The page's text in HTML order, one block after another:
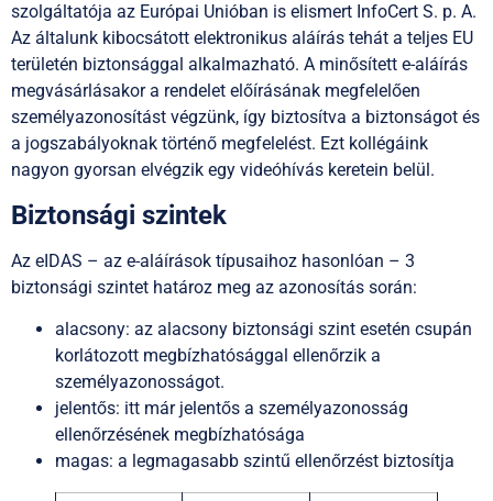
szolgáltatója az Európai Unióban is elismert InfoCert S. p. A.
Az általunk kibocsátott elektronikus aláírás tehát a teljes EU
területén biztonsággal alkalmazható. A minősített e-aláírás
megvásárlásakor a rendelet előírásának megfelelően
személyazonosítást végzünk, így biztosítva a biztonságot és
a jogszabályoknak történő megfelelést. Ezt kollégáink
nagyon gyorsan elvégzik egy videóhívás keretein belül.
Biztonsági szintek
Az eIDAS – az e-aláírások típusaihoz hasonlóan – 3
biztonsági szintet határoz meg az azonosítás során:
alacsony: az alacsony biztonsági szint esetén csupán
korlátozott megbízhatósággal ellenőrzik a
személyazonosságot.
jelentős: itt már jelentős a személyazonosság
ellenőrzésének megbízhatósága
magas: a legmagasabb szintű ellenőrzést biztosítja